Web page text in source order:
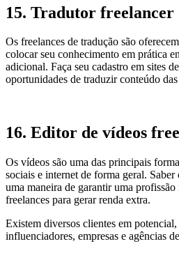
15. Tradutor freelancer
Os freelances de tradução são
colocar seu conhecimento em prática
adicional. Faça seu cadastro em sites
oportunidades de traduzir conteúdo
16. Editor de vídeos
Os vídeos são uma das principais
sociais e internet de forma geral. Saber
uma maneira de garantir uma
freelances para gerar renda extra.
Existem diversos clientes em
influenciadores, empresas e agências